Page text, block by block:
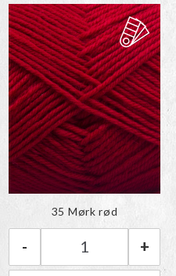
| 18 Rød mängd
Färgen har lagts till i
paletten
Rauma
- +
35 Mørk rød